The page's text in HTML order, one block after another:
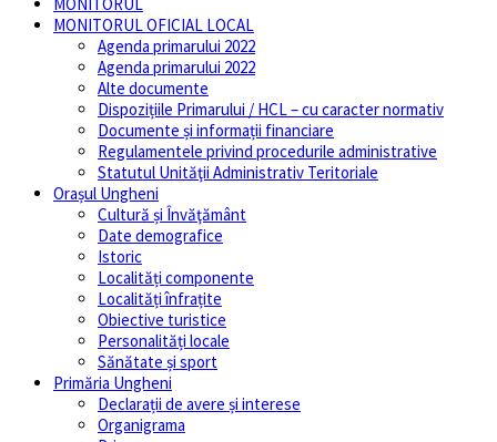
MONITORUL OFICIAL LOCAL
Agenda primarului 2022
Agenda primarului 2022
Alte documente
Dispozițiile Primarului / HCL – cu caracter normativ
Documente și informații financiare
Regulamentele privind procedurile administrative
Statutul Unităţii Administrativ Teritoriale
Orașul Ungheni
Cultură și Învăţământ
Date demografice
Istoric
Localități componente
Localități înfrațite
Obiective turistice
Personalități locale
Sănătate și sport
Primăria Ungheni
Declarații de avere și interese
Organigrama